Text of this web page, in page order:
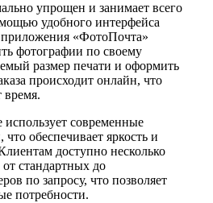
упрощен и занимает всего
удобного интерфейса
«ФотоПочта»
фотографии по своему
размер печати и оформить
происходит онлайн, что
время.
использует современные
обеспечивает яркость и
доступно несколько
стандартных до
по запросу, что позволяет
потребности.